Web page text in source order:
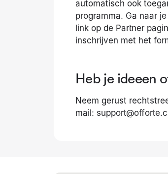
automatisch ook
programma. Ga naar
link op de Partner
inschrijven met het
Heb je ideeen
Neem gerust
mail: